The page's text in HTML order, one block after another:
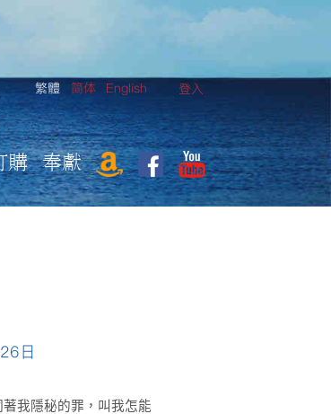
登入
繁體 简体 English
購 奉獻
日
我隱秘的罪，叫我怎能